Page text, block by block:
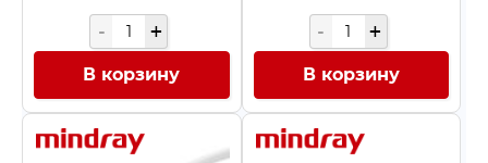
В корзину В корзину